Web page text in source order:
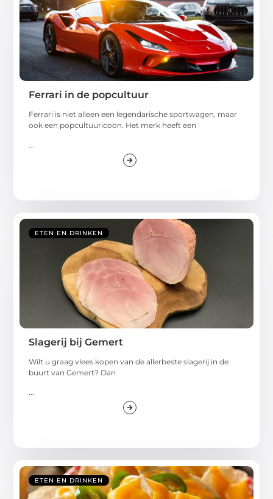
Ferrari in de popcultuur
Ferrari is niet alleen een legendarische sportwagen, maar
ook een popcultuuricoon. Het merk heeft een
ETEN EN DRINKEN
Slagerij bij Gemert
Wilt u graag vlees kopen van de allerbeste slagerij in de
buurt van Gemert? Dan
...
ETEN EN DRINKEN